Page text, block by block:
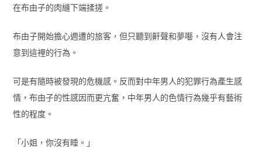
在布由子的肉縫下端揉搓。
布由子開始擔心週遭的旅客，但只聽到鼾聲和夢囈，沒有人會注
意到這裡的行為。
可是有隨時被發現的危機感。反而對中年男人的犯罪行為產生感
情，布由子的性感因而更亢奮，中年男人的色情行為幾乎有藝術
性的程度。
「小姐，你沒有睡。」